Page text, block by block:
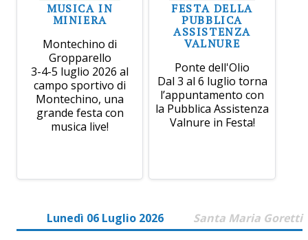
MUSICA IN
MINIERA
Montechino di
Gropparello
3-4-5 luglio 2026 al
campo sportivo di
Montechino, una
grande festa con
musica live!
FESTA DELLA
PUBBLICA
ASSISTENZA
VALNURE
Ponte dell'Olio
Dal 3 al 6 luglio torna
l’appuntamento con
la Pubblica Assistenza
Valnure in Festa!
Lunedì 06 Luglio 2026 Santa Maria Goretti